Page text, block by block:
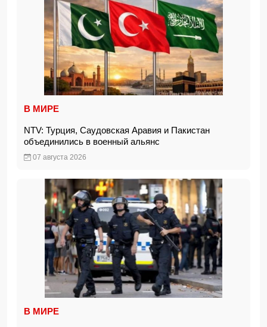
В МИРЕ
NTV: Турция, Саудовская Аравия и Пакистан
объединились в военный альянс
07 августа 2026
В МИРЕ